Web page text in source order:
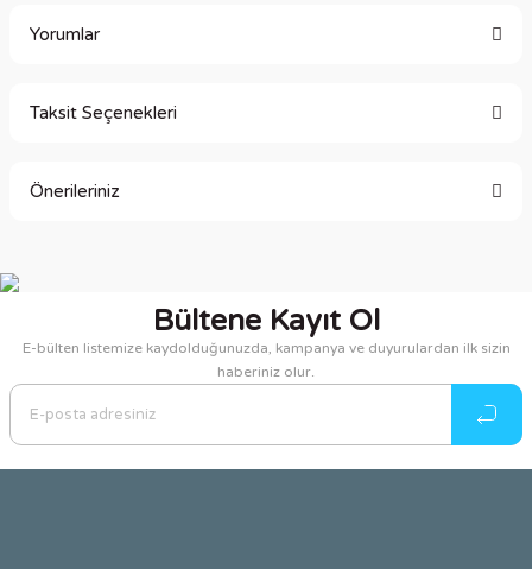
Yorumlar
Taksit Seçenekleri
Önerileriniz
Görüş ve önerileriniz için teşekkür ederiz.
Ürün resmi kalitesiz, bozuk veya görüntülenemiyor.
Ürün açıklamasında eksik bilgiler bulunuyor.
Ürün bilgilerinde hatalar bulunuyor.
Bültene Kayıt Ol
E-bülten listemize kaydolduğunuzda, kampanya ve duyurulardan ilk sizin
haberiniz olur.